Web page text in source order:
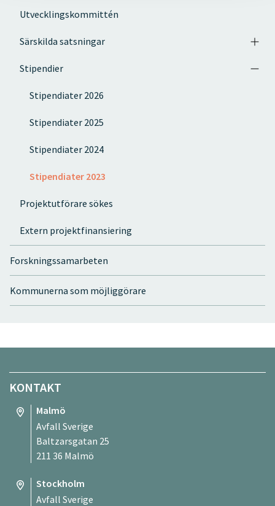
Utvecklingskommittén
Särskilda satsningar
Stipendier
Stipendiater 2026
Stipendiater 2025
Stipendiater 2024
Stipendiater 2023
Projektutförare sökes
Extern projektfinansiering
Forskningssamarbeten
Kommunerna som möjliggörare
KONTAKT
Malmö
Avfall Sverige
Baltzarsgatan 25
211 36 Malmö
Stockholm
Avfall Sverige